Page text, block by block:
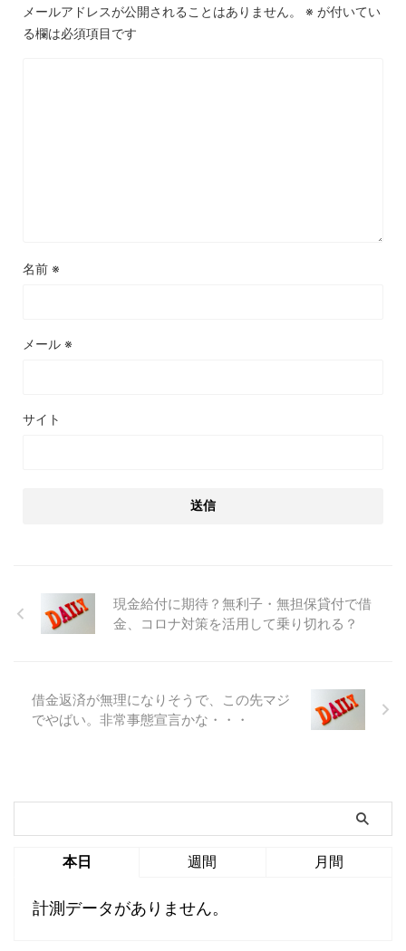
メールアドレスが公開されることはありません。 ※ が付いてい
る欄は必須項目です
名前 ※
メール ※
サイト
現金給付に期待？無利子・無担保貸付で借
金、コロナ対策を活用して乗り切れる？
借金返済が無理になりそうで、この先マジ
でやばい。非常事態宣言かな・・・
本日 週間 月間
計測データがありません。